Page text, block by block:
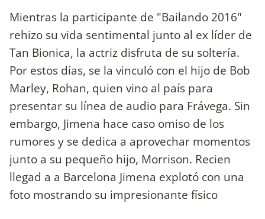
Mientras la participante de "Bailando 2016"
rehizo su vida sentimental junto al ex líder de
Tan Bionica, la actriz disfruta de su soltería.
Por estos días, se la vinculó con el hijo de Bob
Marley, Rohan, quien vino al país para
presentar su línea de audio para Frávega. Sin
embargo, Jimena hace caso omiso de los
rumores y se dedica a aprovechar momentos
junto a su pequeño hijo, Morrison. Recien
llegad a a Barcelona Jimena explotó con una
foto mostrando su impresionante físico